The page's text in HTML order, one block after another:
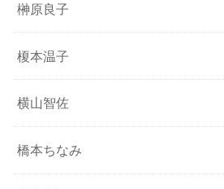
榊原良子
榎本温子
横山智佐
橋本ちなみ